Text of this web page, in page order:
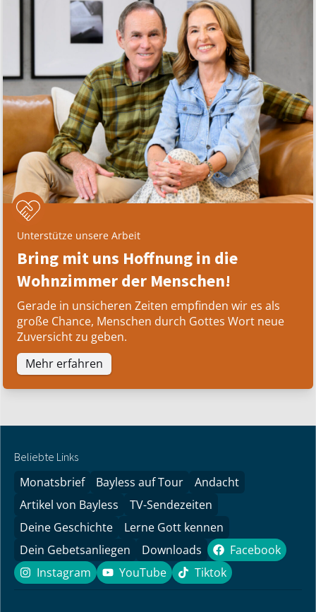
Unterstütze unsere Arbeit
Bring mit uns Hoffnung in die
Wohnzimmer der Menschen!
Gerade in unsicheren Zeiten empfinden wir es als
große Chance, Menschen durch Gottes Wort neue
Zuversicht zu geben.
Mehr erfahren
Beliebte Links
Monatsbrief Bayless auf Tour
Andacht
Artikel von Bayless
TV-Sendezeiten
Deine Geschichte
Lerne Gott kennen
Dein Gebetsanliegen
Downloads Facebook
Facebook
Instagram
Instagram YouTube
YouTube Tiktok
Tiktok